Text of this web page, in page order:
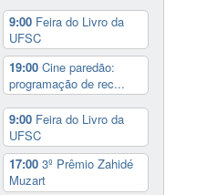
9:00 Feira do Livro da
UFSC
19:00 Cine paredão:
programação de rec...
9:00 Feira do Livro da
UFSC
17:00 3º Prêmio Zahidé
Muzart